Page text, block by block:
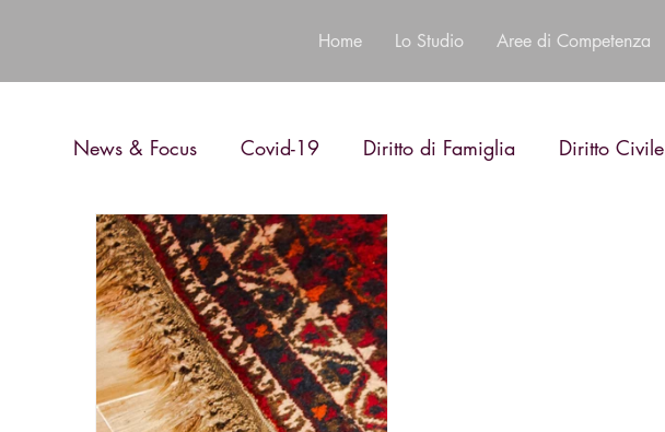
Home Lo Studio Aree di Competenza
News & Focus Covid-19 Diritto di Famiglia Diritto Civile
Diritto Penale Diritto Bancario